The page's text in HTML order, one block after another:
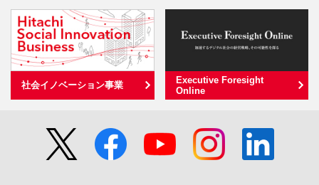
社会イノベーション事業
Executive Foresight
Online